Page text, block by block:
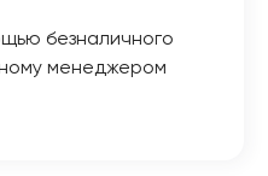
безналичного
менеджером